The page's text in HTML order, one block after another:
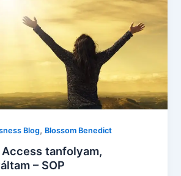
Blog, Blossom Benedict
tanfolyam,
– SOP